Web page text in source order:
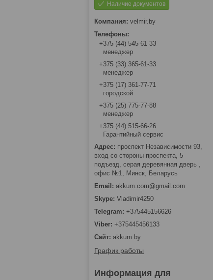
Наличие документов
velmir.by
+375 (44) 545-61-33
менеджер
+375 (33) 365-61-33
менеджер
+375 (17) 361-77-71
городской
+375 (25) 775-77-88
менеджер
+375 (44) 515-66-26
Гарантийный сервис
проспект Независимости 93,
вход со стороны проспекта, 5
подъезд, серая деревянная дверь ,
офис №1, Минск, Беларусь
akkum.com@gmail.com
Vladimir4250
+375445156626
+375445456133
akkum.by
График работы
Информация для